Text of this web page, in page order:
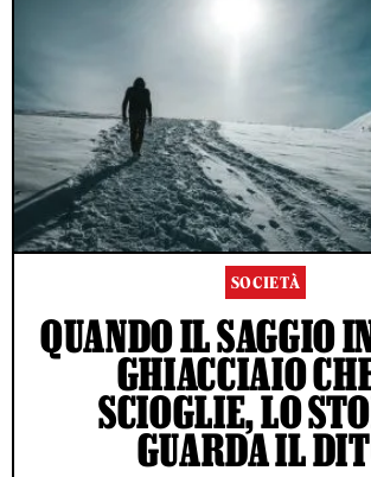
SOCIETÀ
QUANDO IL SAGGIO
GHIACCIAIO
SCIOGLIE, LO
GUARDA IL